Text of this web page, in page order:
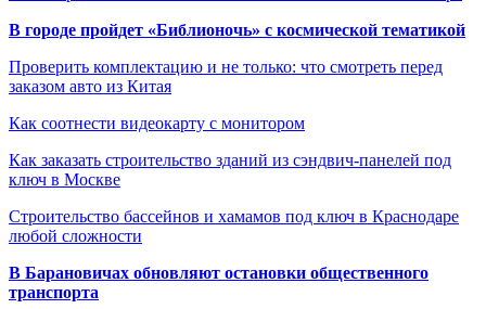
В городе пройдет «Библионочь» с космической тематикой
Проверить комплектацию и не только: что смотреть перед
заказом авто из Китая
Как соотнести видеокарту с монитором
Как заказать строительство зданий из сэндвич-панелей под
ключ в Москве
Строительство бассейнов и хамамов под ключ в Краснодаре
любой сложности
В Барановичах обновляют остановки общественного
транспорта